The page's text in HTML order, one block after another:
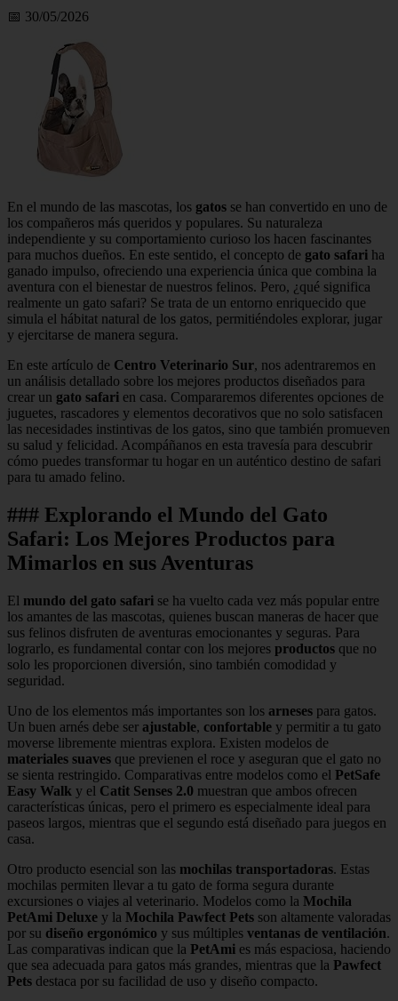
📅 30/05/2026
En el mundo de las mascotas, los gatos se han convertido en uno de
los compañeros más queridos y populares. Su naturaleza
independiente y su comportamiento curioso los hacen fascinantes
para muchos dueños. En este sentido, el concepto de gato safari ha
ganado impulso, ofreciendo una experiencia única que combina la
aventura con el bienestar de nuestros felinos. Pero, ¿qué significa
realmente un gato safari? Se trata de un entorno enriquecido que
simula el hábitat natural de los gatos, permitiéndoles explorar, jugar
y ejercitarse de manera segura.
En este artículo de Centro Veterinario Sur, nos adentraremos en
un análisis detallado sobre los mejores productos diseñados para
crear un gato safari en casa. Compararemos diferentes opciones de
juguetes, rascadores y elementos decorativos que no solo satisfacen
las necesidades instintivas de los gatos, sino que también promueven
su salud y felicidad. Acompáñanos en esta travesía para descubrir
cómo puedes transformar tu hogar en un auténtico destino de safari
para tu amado felino.
### Explorando el Mundo del Gato
Safari: Los Mejores Productos para
Mimarlos en sus Aventuras
El mundo del gato safari se ha vuelto cada vez más popular entre
los amantes de las mascotas, quienes buscan maneras de hacer que
sus felinos disfruten de aventuras emocionantes y seguras. Para
lograrlo, es fundamental contar con los mejores productos que no
solo les proporcionen diversión, sino también comodidad y
seguridad.
Uno de los elementos más importantes son los arneses para gatos.
Un buen arnés debe ser ajustable, confortable y permitir a tu gato
moverse libremente mientras explora. Existen modelos de
materiales suaves que previenen el roce y aseguran que el gato no
se sienta restringido. Comparativas entre modelos como el PetSafe
Easy Walk y el Catit Senses 2.0 muestran que ambos ofrecen
características únicas, pero el primero es especialmente ideal para
paseos largos, mientras que el segundo está diseñado para juegos en
casa.
Otro producto esencial son las mochilas transportadoras. Estas
mochilas permiten llevar a tu gato de forma segura durante
excursiones o viajes al veterinario. Modelos como la Mochila
PetAmi Deluxe y la Mochila Pawfect Pets son altamente valoradas
por su diseño ergonómico y sus múltiples ventanas de ventilación.
Las comparativas indican que la PetAmi es más espaciosa, haciendo
que sea adecuada para gatos más grandes, mientras que la Pawfect
Pets destaca por su facilidad de uso y diseño compacto.